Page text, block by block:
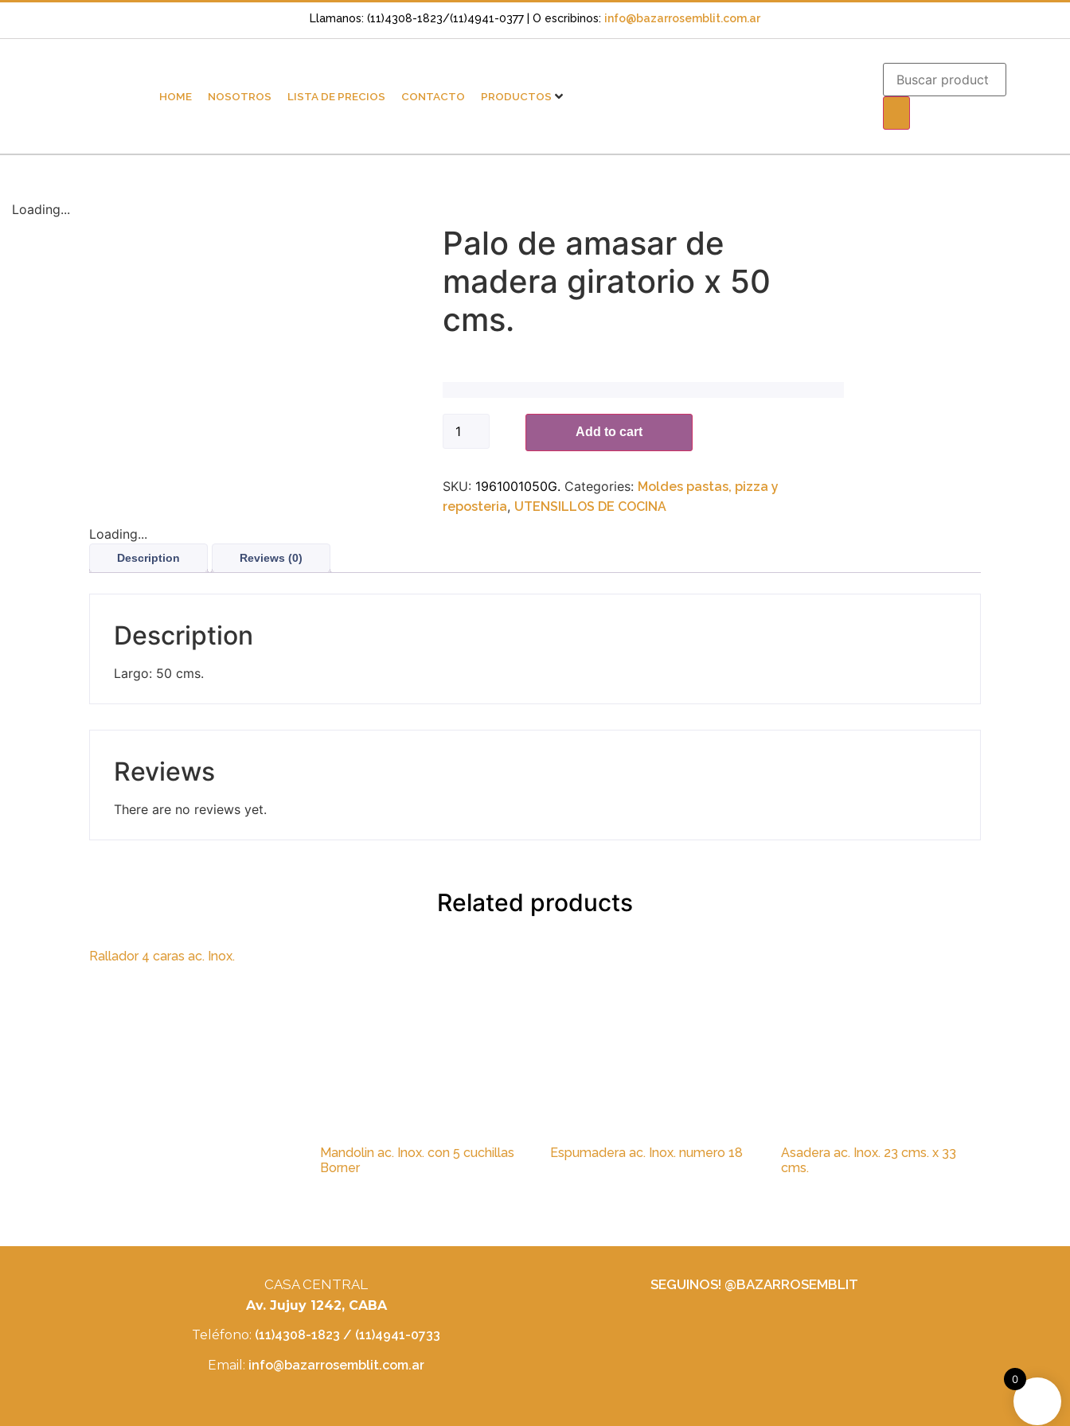
Llamanos: (11)4308-1823/(11)4941-0377 | O escribinos: info@bazarrosemblit.com.ar
HOME NOSOTROS LISTA DE PRECIOS CONTACTO PRODUCTOS
Loading...
Palo de amasar de
madera giratorio x 50
cms.
Add to cart
SKU: 1961001050G. Categories: Moldes pastas, pizza y
reposteria, UTENSILLOS DE COCINA
Loading...
Description Reviews (0)
Description
Largo: 50 cms.
Reviews
There are no reviews yet.
Related products
Rallador 4 caras ac. Inox.
Mandolin ac. Inox. con 5 cuchillas
Borner
Espumadera ac. Inox. numero 18
Asadera ac. Inox. 23 cms. x 33
cms.
CASA CENTRAL
Av. Jujuy 1242, CABA
Teléfono: (11)4308-1823 / (11)4941-0733
Email: info@bazarrosemblit.com.ar
SEGUINOS! @BAZARROSEMBLIT
0